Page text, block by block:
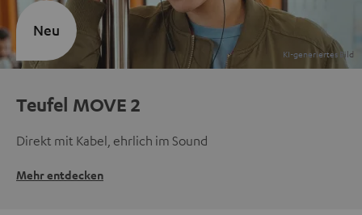
Teufel MOVE 2
Direkt mit Kabel, ehrlich im Sound
Mehr entdecken
Neu